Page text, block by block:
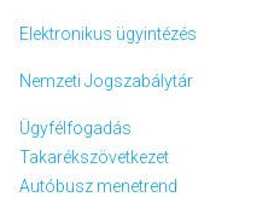
Elektronikus ügyintézés
Nemzeti Jogszabálytár
Ügyfélfogadás
Takarékszövetkezet
Autóbusz menetrend